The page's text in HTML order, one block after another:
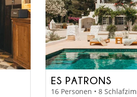
ES PATRONS
16 Personen • 8